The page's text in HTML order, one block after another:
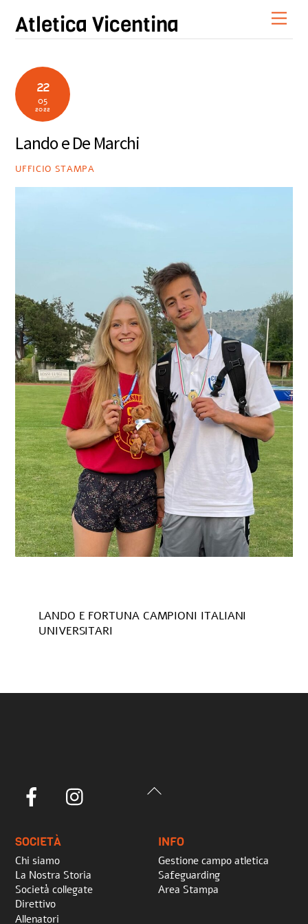
content
Atletica Vicentina
22
05
2022
Lando e De Marchi
UFFICIO STAMPA
LANDO E FORTUNA CAMPIONI ITALIANI
UNIVERSITARI
Back
Facebook
SOCIETÀ
Chi siamo
La Nostra Storia
Società collegate
Direttivo
Allenatori
INFO
Gestione campo atletica
Safeguarding
Area Stampa